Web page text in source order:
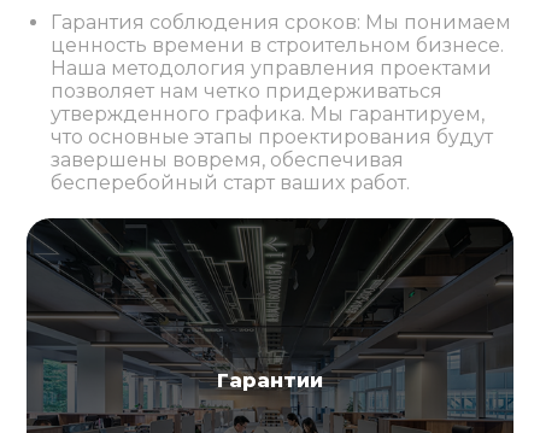
Гарантия соблюдения сроков: Мы понимаем
ценность времени в строительном бизнесе.
Наша методология управления проектами
позволяет нам четко придерживаться
утвержденного графика. Мы гарантируем,
что основные этапы проектирования будут
завершены вовремя, обеспечивая
бесперебойный старт ваших работ.
Гарантии